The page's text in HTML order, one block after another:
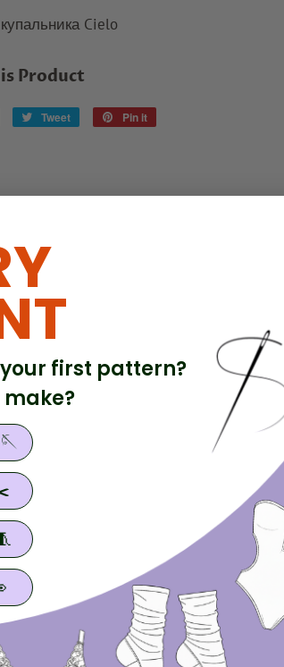
Cielo
Product
Share
Tweet
Tweet
Pin it
first pattern?